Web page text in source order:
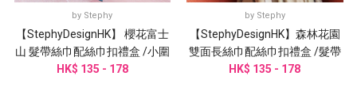
by Stephy
【StephyDesignHK】 櫻花富士
山 髮帶絲巾配絲巾扣禮盒 /小圍
巾 / 領巾
HK$ 135 - 178
by Stephy
【StephyDesignHK】森林花園
雙面長絲巾配絲巾扣禮盒 /髮帶
/ 領巾 / 圍巾
HK$ 135 - 178